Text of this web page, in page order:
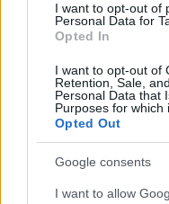
I want to opt-out of
Personal Data for
Opted In
I want to opt-out of
Retention, Sale,
Personal Data that
Purposes for which
Opted Out
Google consents
I want to allow